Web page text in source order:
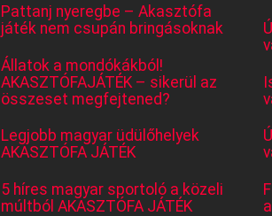
Pattanj nyeregbe – Akasztófa
játék nem csupán bringásoknak
Állatok a mondókákból!
AKASZTÓFAJÁTÉK – sikerül az
összeset megfejtened?
Legjobb magyar üdülőhelyek
AKASZTÓFA JÁTÉK
5 híres magyar sportoló a közeli
múltból AKASZTÓFA JÁTÉK